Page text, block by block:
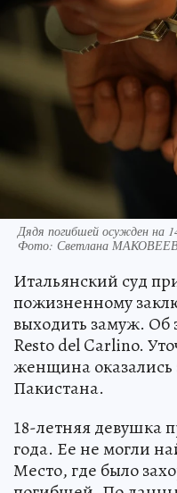
Дядя погибшей осужден на
Фото: Светлана
Итальянский суд
пожизненному
выходить замуж. Об
Resto del Carlino.
женщина
Пакистана.
18-летняя девушка
года. Ее не могли
Место, где было